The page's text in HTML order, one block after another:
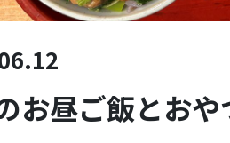
お昼ご飯とお